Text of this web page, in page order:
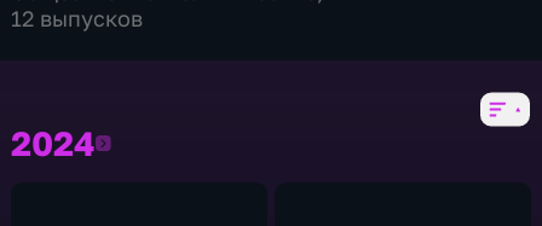
12 выпусков
20242024